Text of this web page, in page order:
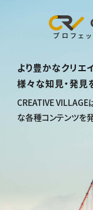
プロフェ
より豊かなクリエ
様々な知見・発見
CREATIVE VILLAGE
な各種コンテンツを